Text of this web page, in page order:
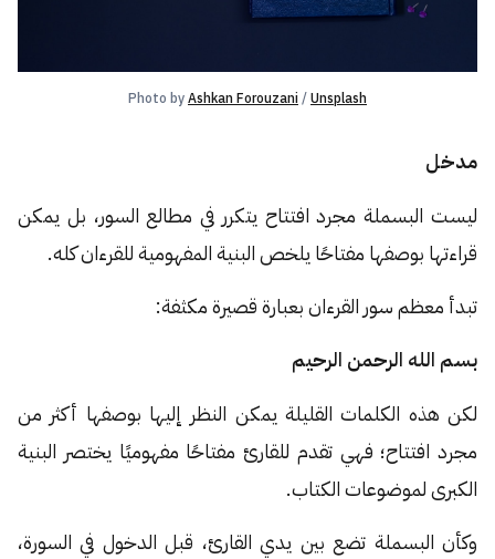
Photo by Ashkan Forouzani / Unsplash
مدخل
ليست البسملة مجرد افتتاح يتكرر في مطالع السور، بل يمكن
قراءتها بوصفها مفتاحًا يلخص البنية المفهومية للقرءان كله.
تبدأ معظم سور القرءان بعبارة قصيرة مكثفة:
بسم الله الرحمن الرحيم
لكن هذه الكلمات القليلة يمكن النظر إليها بوصفها أكثر من
مجرد افتتاح؛ فهي تقدم للقارئ مفتاحًا مفهوميًا يختصر البنية
الكبرى لموضوعات الكتاب.
وكأن البسملة تضع بين يدي القارئ، قبل الدخول في السورة،